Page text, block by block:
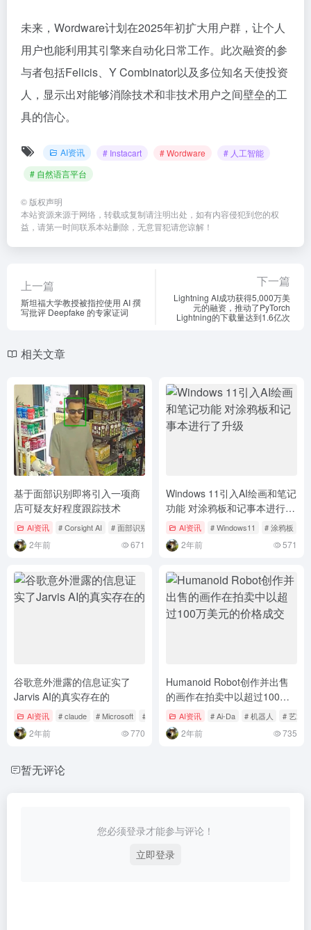
未来，Wordware计划在2025年初扩大用户群，让个人
用户也能利用其引擎来自动化日常工作。此次融资的参
与者包括Felicis、Y Combinator以及多位知名天使投资
人，显示出对能够消除技术和非技术用户之间壁垒的工
具的信心。
AI资讯 # Instacart # Wordware
# 人工智能
# 自然语言平台
© 版权声明
本站资源来源于网络，转载或复制请注明出处，如有内容侵犯到您的权
益，请第一时间联系本站删除，无意冒犯请您谅解！
上一篇
斯坦福大学教授被指控使用 AI 撰
写批评 Deepfake 的专家证词
下一篇
Lightning AI成功获得5,000万美
元的融资，推动了PyTorch
Lightning的下载量达到1.6亿次
相关文章
基于面部识别即将引入一项商
店可疑友好程度跟踪技术
AI资讯 # Corsight AI # 面部识别
2年前 671
Windows 11引入AI绘画和笔记
功能 对涂鸦板和记事本进行了
升级AI资讯 # Windows11 # 涂鸦板
2年前 571
谷歌意外泄露的信息证实了
Jarvis AI的真实存在的
AI资讯 # claude # Microsoft # 人工智能
2年前 770
Humanoid Robot创作并出售
的画作在拍卖中以超过100万
美元的价格成交
AI资讯 # Ai-Da # 机器人 # 艺术
2年前 735
暂无评论
您必须登录才能参与评论！
立即登录